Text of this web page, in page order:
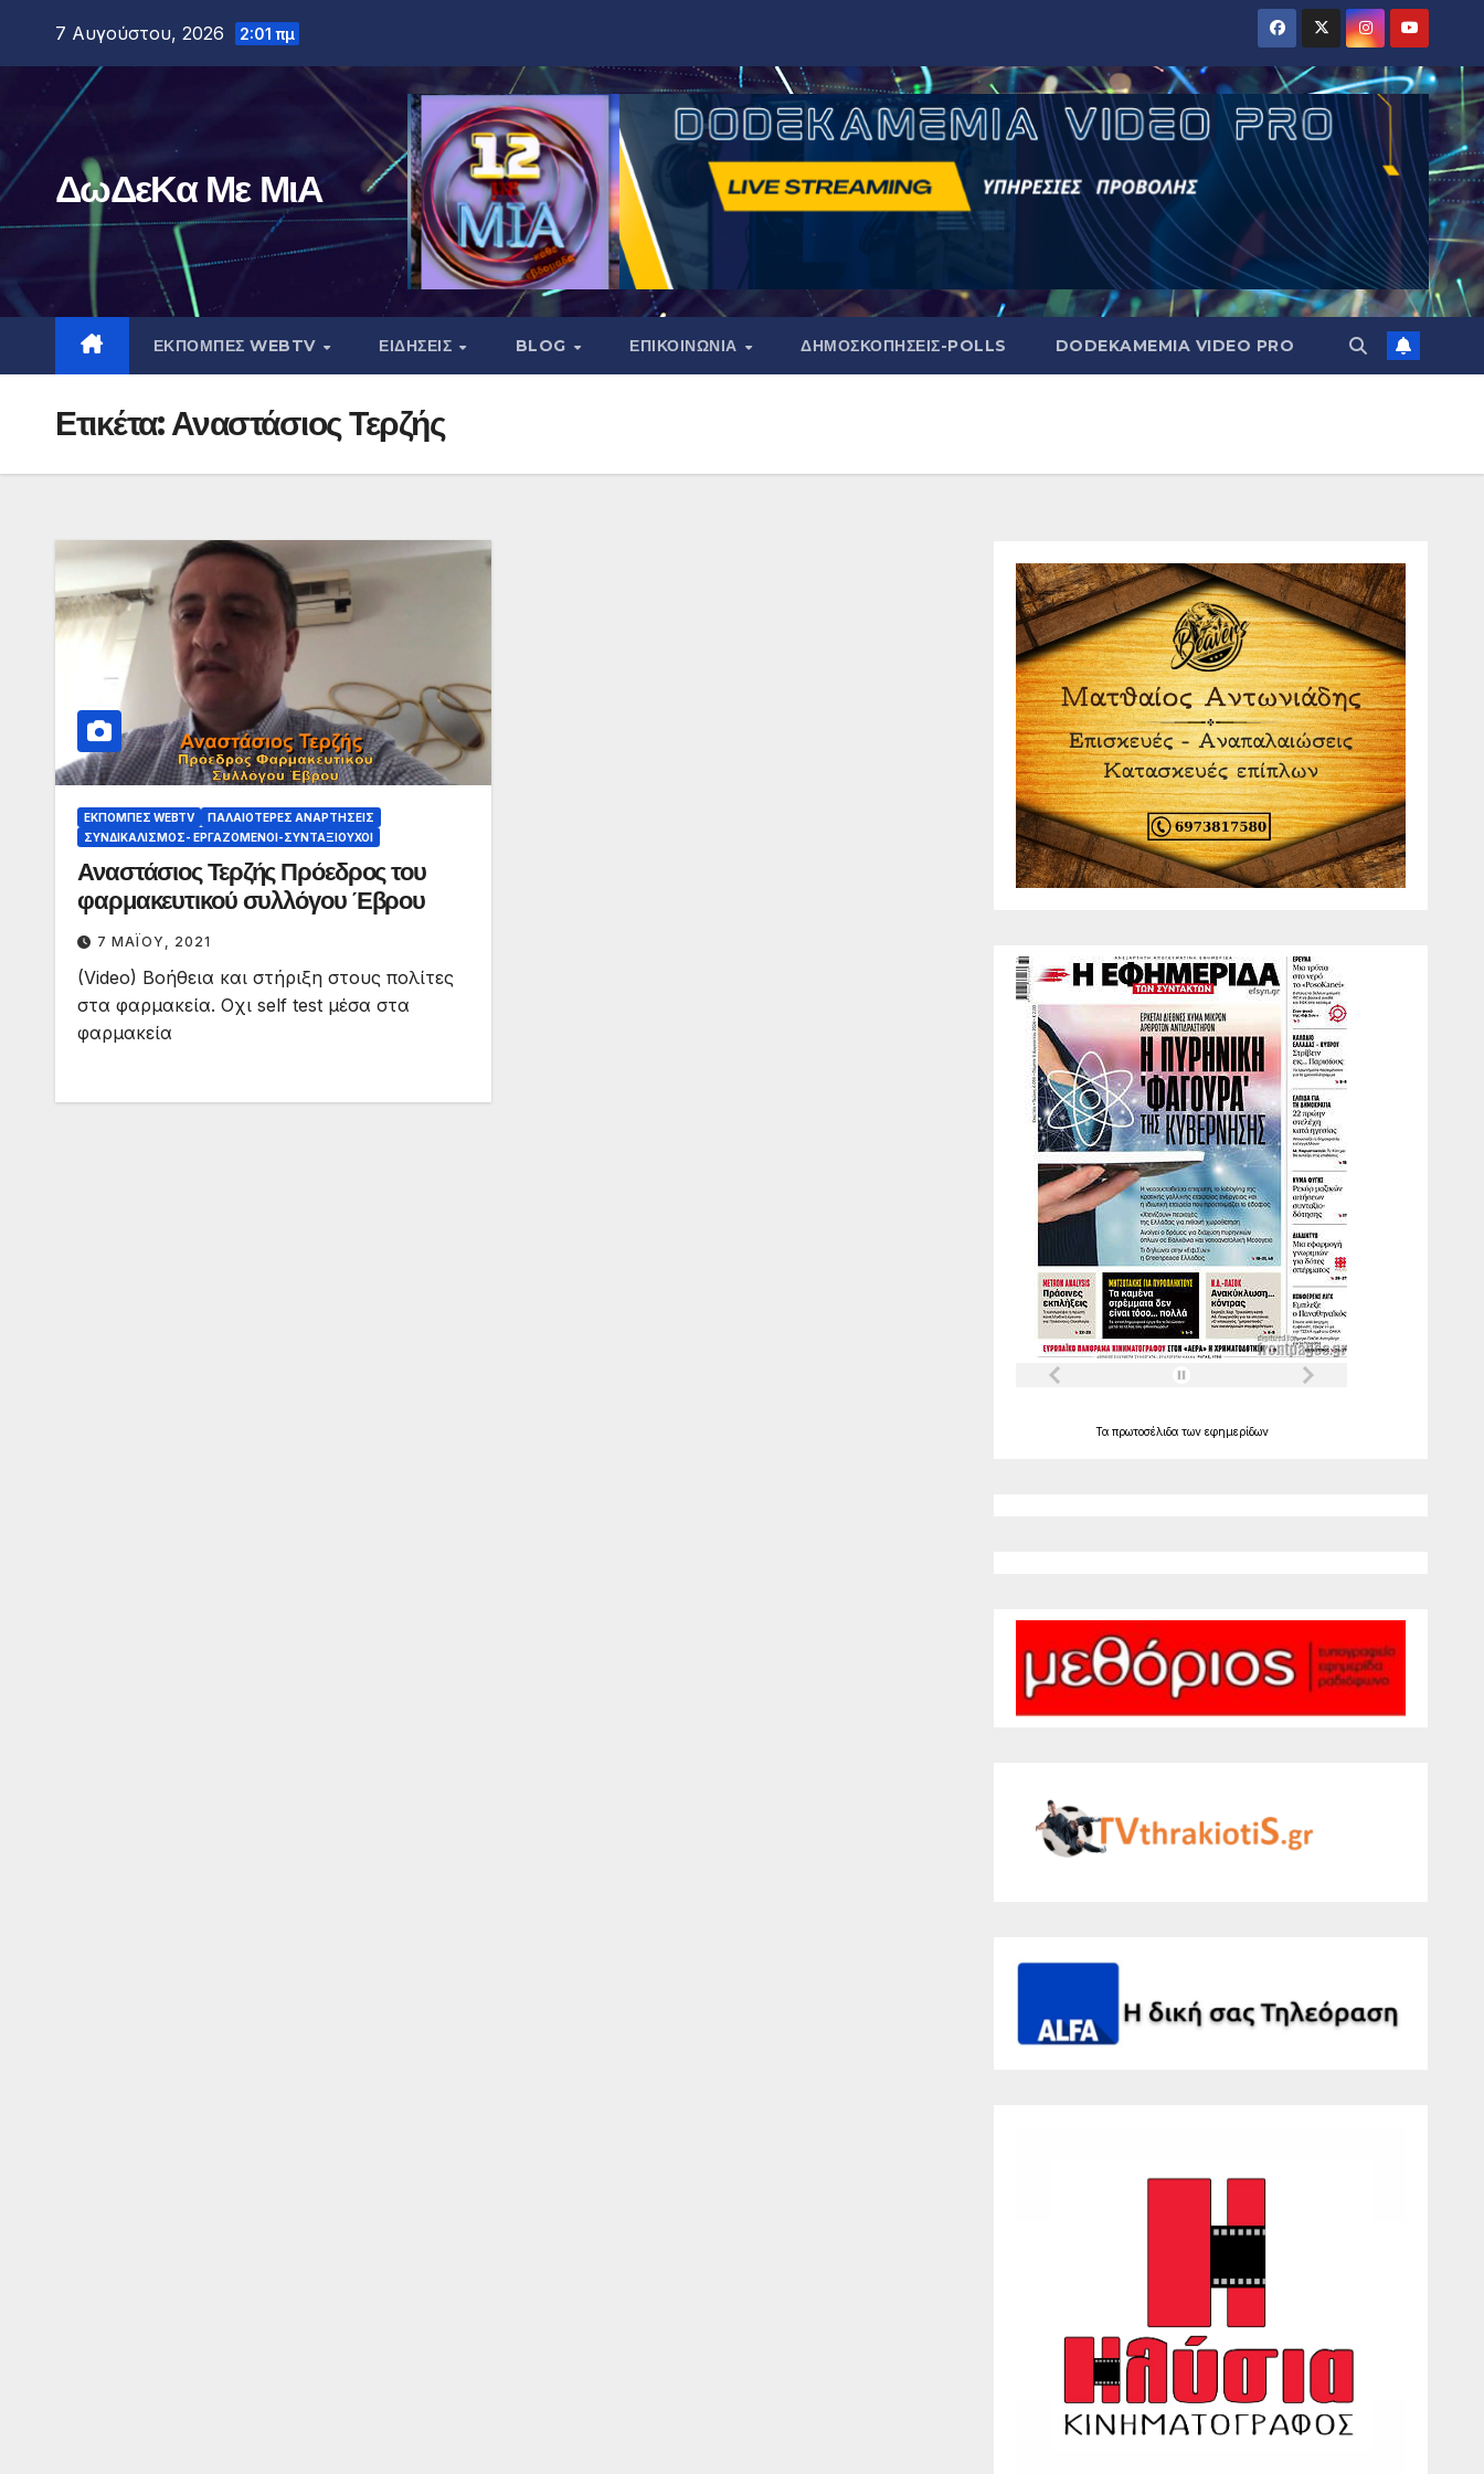
περιεχόμενο
7 Αυγούστου, 2026 2:01 πμ
ΔωΔεΚα Με ΜιΑ
ΕΚΠΟΜΠΕΣ WEBTV ΕΙΔΗΣΕΙΣ BLOG ΕΠΙΚΟΙΝΩΝΙΑ ΔΗΜΟΣΚΟΠΉΣΕΙΣ-POLLS DODEKAMEMIA VIDEO PRO
Ετικέτα:Αναστάσιος Τερζής
ΕΚΠΟΜΠΈΣ WEBTV
ΠΑΛΑΙΟΤΕΡΕΣ ΑΝΑΡΤΗΣΕΙΣ
ΣΥΝΔΙΚΑΛΙΣΜΌΣ- ΕΡΓΑΖΌΜΕΝΟΙ-ΣΥΝΤΑΞΙΟΎΧΟΙ
Αναστάσιος Τερζής Πρόεδρος του
φαρμακευτικού συλλόγου Έβρου
7 ΜΑΪ́ΟΥ, 2021
(Video) Βοήθεια και στήριξη στους πολίτες
στα φαρμακεία. Οχι self test μέσα στα
φαρμακεία
Τα πρωτοσέλιδα των εφημερίδων